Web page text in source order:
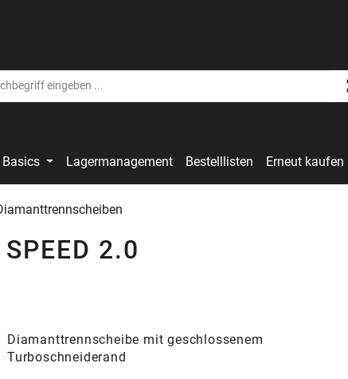
Lagermanagement Bestelllisten Erneut kaufen
2.0
Diamanttrennscheibe mit geschlossenem
Turboschneiderand